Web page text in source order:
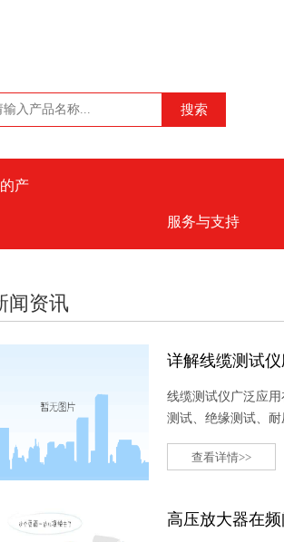
产
服务与支持
闻资讯
详解线缆测试
线缆测试仪广泛应
测试、绝缘测试、
扫描，确定其连接
查看详情>>
高压放大器在